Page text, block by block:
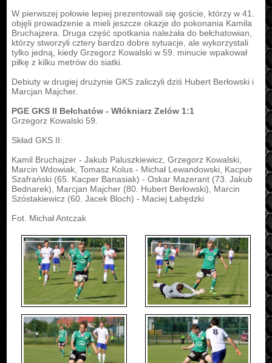
W pierwszej połowie lepiej prezentowali się goście, którzy w 41.
objęli prowadzenie a mieli jeszcze okazje do pokonania Kamila
Bruchajzera. Druga część spotkania należała do bełchatowian,
którzy stworzyli cztery bardzo dobre sytuacje, ale wykorzystali
tylko jedną, kiedy Grzegorz Kowalski w 59. minucie wpakował
piłkę z kilku metrów do siatki.
Debiuty w drugiej drużynie GKS zaliczyli dziś Hubert Berłowski i
Marcjan Majcher.
PGE GKS II Bełchatów - Włókniarz Zelów 1:1
Grzegorz Kowalski 59.
Skład GKS II:
Kamil Bruchajzer - Jakub Paluszkiewicz, Grzegorz Kowalski,
Marcin Wdowiak, Tomasz Kolus - Michał Lewandowski, Kacper
Szafrański (65. Kacper Banasiak) - Oskar Mazerant (73. Jakub
Bednarek), Marcjan Majcher (80. Hubert Berłowski), Marcin
Szóstakiewicz (60. Jacek Bloch) - Maciej Łabędzki
Fot. Michał Antczak